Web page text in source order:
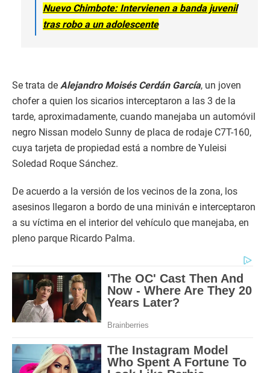
Nuevo Chimbote: Intervienen a banda juvenil
tras robo a un adolescente
Se trata de Alejandro Moisés Cerdán García, un joven
chofer a quien los sicarios interceptaron a las 3 de la
tarde, aproximadamente, cuando manejaba un automóvil
negro Nissan modelo Sunny de placa de rodaje C7T-160,
cuya tarjeta de propiedad está a nombre de Yuleisi
Soledad Roque Sánchez.
De acuerdo a la versión de los vecinos de la zona, los
asesinos llegaron a bordo de una miniván e interceptaron
a su víctima en el interior del vehículo que manejaba, en
pleno parque Ricardo Palma.